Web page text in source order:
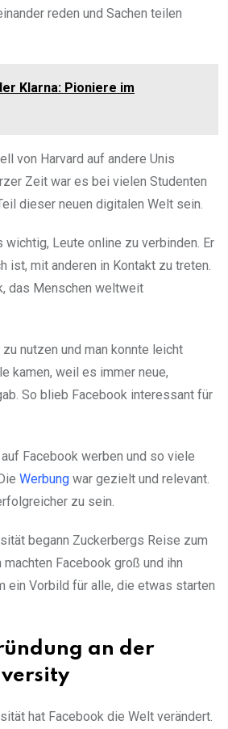
reden und Sachen teilen
Klarna: Pioniere im
von Harvard auf andere Unis
Zeit war es bei vielen Studenten
dieser neuen digitalen Welt sein.
wichtig, Leute online zu verbinden. Er
ist, mit anderen in Kontakt zu treten.
das Menschen weltweit
nutzen und man konnte leicht
kamen, weil es immer neue,
So blieb Facebook interessant für
Facebook werben und so viele
Werbung war gezielt und relevant.
zu sein.
begann Zuckerbergs Reise zum
Facebook groß und ihn
ein Vorbild für alle, die etwas starten
an der
hat Facebook die Welt verändert.